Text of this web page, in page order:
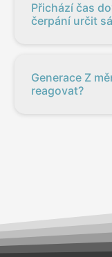
Přichází čas
čerpání určit
Generace Z
reagovat?